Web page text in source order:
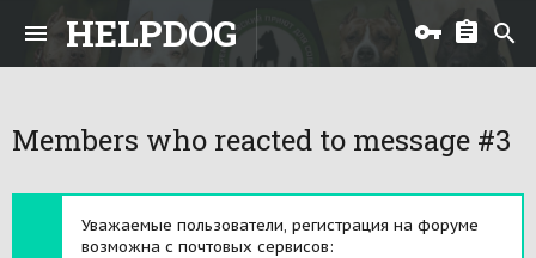
HELPDOG
Members who reacted to message #3
Уважаемые пользователи, регистрация на форуме
возможна с почтовых сервисов: